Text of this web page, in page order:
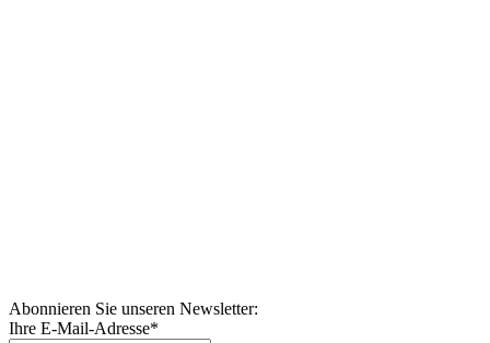
Abonnieren Sie unseren Newsletter:
Ihre E-Mail-Adresse*